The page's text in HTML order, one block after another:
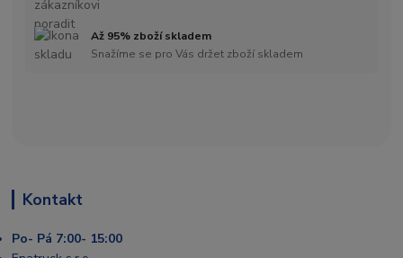
Až 95% zboží skladem
Snažíme se pro Vás držet zboží skladem
Kontakt
Po- Pá 7:00- 15:00